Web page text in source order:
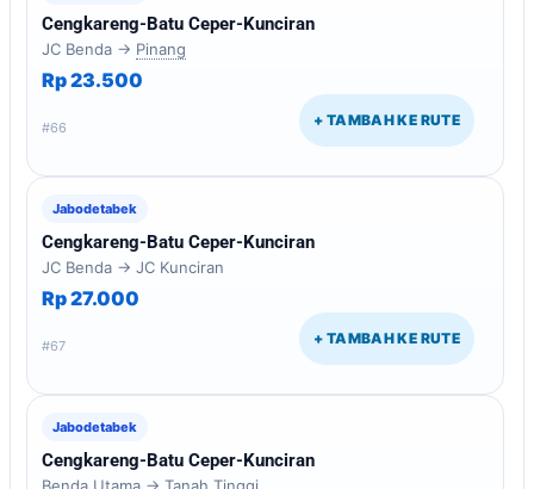
Cengkareng-Batu Ceper-Kunciran
JC Benda → Pinang
Rp 23.500
#66 + TAMBAH KE RUTE
Jabodetabek
Cengkareng-Batu Ceper-Kunciran
JC Benda → JC Kunciran
Rp 27.000
#67 + TAMBAH KE RUTE
Jabodetabek
Cengkareng-Batu Ceper-Kunciran
Benda Utama → Tanah Tinggi